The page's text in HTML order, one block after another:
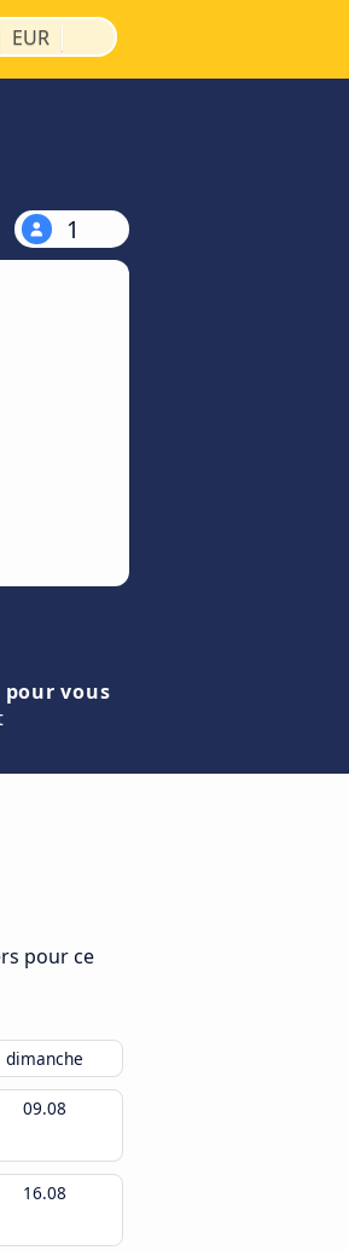
EUR |
1
pour vous
pour ce
dimanche
09.08
16.08